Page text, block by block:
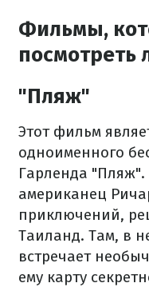
Фильмы,
посмотреть
"Пляж"
Этот фильм
одноименного
Гарленда
американец
приключений,
Таиланд. Там, в
встречает
ему карту